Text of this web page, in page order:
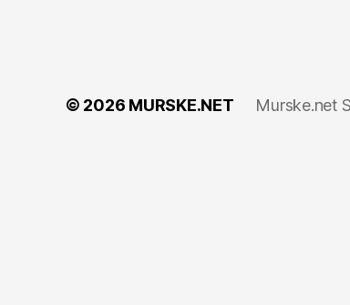
© 2026 MURSKE.NET Murske.net